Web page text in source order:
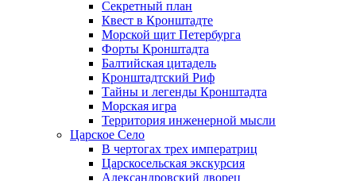
Секретный план
Квест в Кронштадте
Морской щит Петербурга
Форты Кронштадта
Балтийская цитадель
Кронштадтский Риф
Тайны и легенды Кронштадта
Морская игра
Территория инженерной мысли
Царское Село
В чертогах трех императриц
Царскосельская экскурсия
Александровский дворец